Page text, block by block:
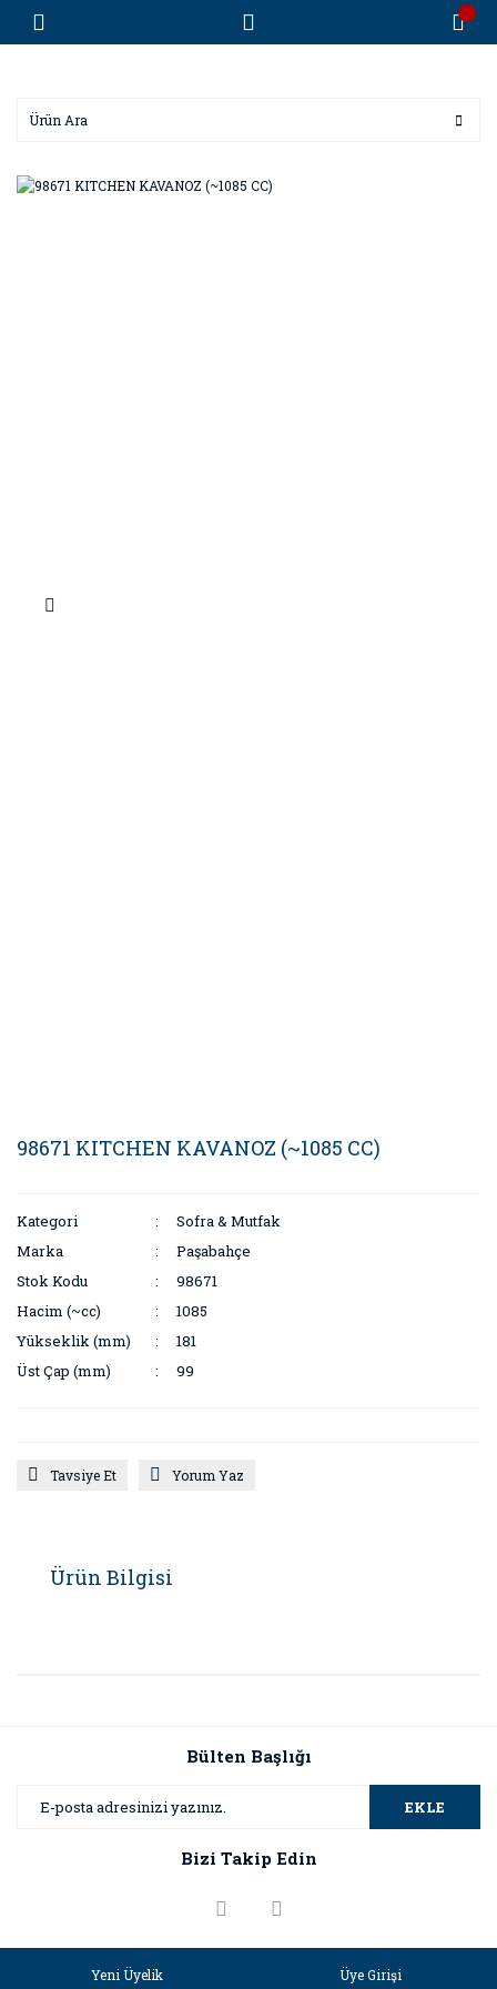
98671 KITCHEN KAVANOZ (~1085 CC)
Kategori
Sofra & Mutfak
Marka
Paşabahçe
Stok Kodu
98671
Hacim (~cc)
1085
Yükseklik (mm)
181
Üst Çap (mm)
99
Tavsiye Et Yorum Yaz
Ürün Bilgisi
Bülten Başlığı
EKLE
Bizi Takip Edin
Yeni Üyelik Üye Girişi